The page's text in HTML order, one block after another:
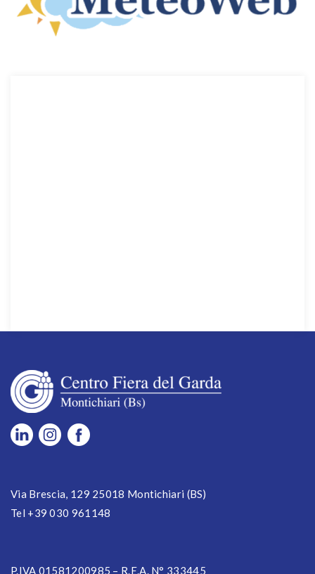
Via Brescia, 129 25018 Montichiari (BS)
Tel +39 030 961148
P.IVA 01581200985 – R.E.A. N° 333445